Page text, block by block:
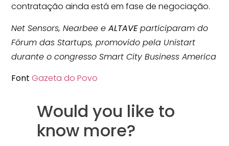
contratação ainda está em fase de negociação.
Net Sensors, Nearbee eALTAVEparticiparam do
Fórum das Startups, promovido pela Unistart
durante o congresso Smart City Business America
Font Gazeta do Povo
Would you like to
know more?